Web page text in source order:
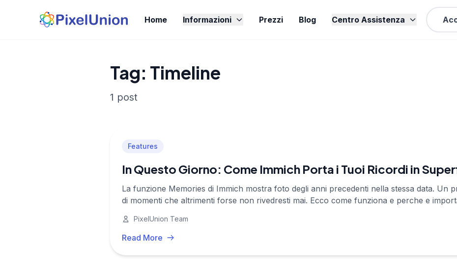
Home Informazioni Prezzi Blog Centro Assistenza
Tag: Timeline
1 post
Features
In Questo Giorno: Come Immich Porta i Tuoi Ricordi in
La funzione Memories di Immich mostra foto degli anni precedenti nella stessa data. Un
di momenti che altrimenti forse non rivedresti mai. Ecco come funziona e perche e
PixelUnion Team
Read More